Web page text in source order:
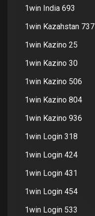
1win India 693
1win Kazahstan 737
1win Kazino 25
1win Kazino 30
1win Kazino 506
1win Kazino 804
1win Kazino 936
1win Login 318
1win Login 424
1win Login 431
1win Login 454
1win Login 533